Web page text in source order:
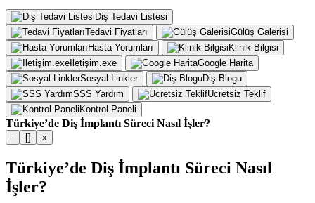
Diş Tedavi Listesi
Tedavi Fiyatları
Gülüş Galerisi
Hasta Yorumları
Klinik Bilgisi
İletişim.exe
Google Harita
Sosyal Linkler
Diş Blogu
SSS Yardım
Ücretsiz Teklif
Kontrol Paneli
Türkiye’de Diş İmplantı Süreci Nasıl İşler?
- [] x
Türkiye’de Diş İmplantı Süreci Nasıl
İşler?